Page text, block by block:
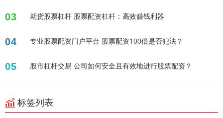
03 期货股票杠杆 股票配资杠杆：高效赚钱利器
04 专业股票配资门户平台 股票配资100倍是否犯法？
05 股市杠杆交易 公司如何安全且有效地进行股票配资？
标签列表